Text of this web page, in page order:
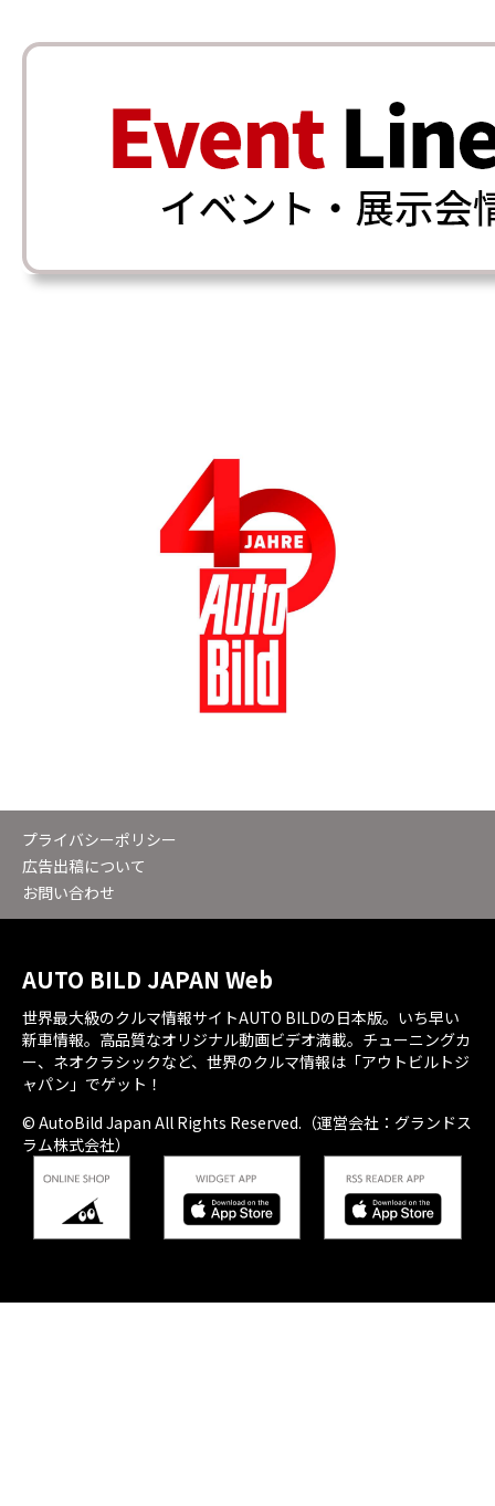
プライバシーポリシー
広告出稿について
お問い合わせ
AUTO BILD JAPAN Web
世界最大級のクルマ情報サイトAUTO BILDの日本版。いち早い
新車情報。高品質なオリジナル動画ビデオ満載。チューニングカ
ー、ネオクラシックなど、世界のクルマ情報は「アウトビルトジ
ャパン」でゲット！
© AutoBild Japan All Rights Reserved.（運営会社：グランドス
ラム株式会社）